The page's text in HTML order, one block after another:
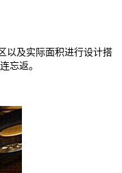
及实际面积进行设计搭
忘返。